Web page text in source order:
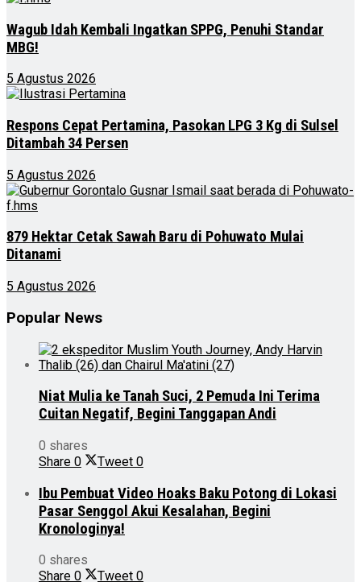
Wagub Idah Kembali Ingatkan SPPG, Penuhi Standar
MBG!
5 Agustus 2026
Respons Cepat Pertamina, Pasokan LPG 3 Kg di Sulsel
Ditambah 34 Persen
5 Agustus 2026
879 Hektar Cetak Sawah Baru di Pohuwato Mulai
Ditanami
5 Agustus 2026
Popular News
Niat Mulia ke Tanah Suci, 2 Pemuda Ini Terima
Cuitan Negatif, Begini Tanggapan Andi
0 shares
Share 0 Tweet 0
Ibu Pembuat Video Hoaks Baku Potong di Lokasi
Pasar Senggol Akui Kesalahan, Begini
Kronologinya!
0 shares
Share 0 Tweet 0